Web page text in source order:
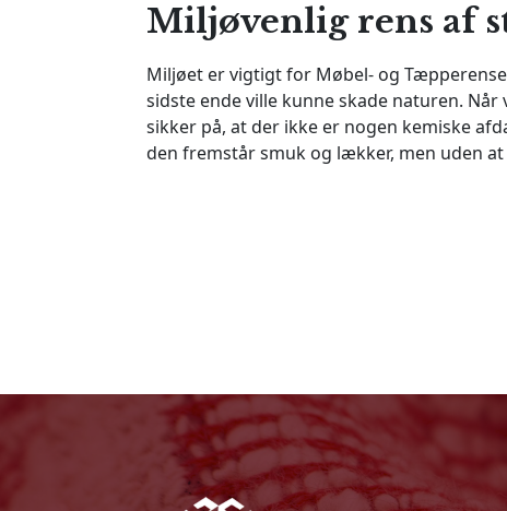
Miljøvenlig rens af
Miljøet er vigtigt for Møbel- og
sidste ende ville kunne skade naturen.
sikker på, at der ikke er nogen kemiske
den fremstår smuk og lækker, men uden